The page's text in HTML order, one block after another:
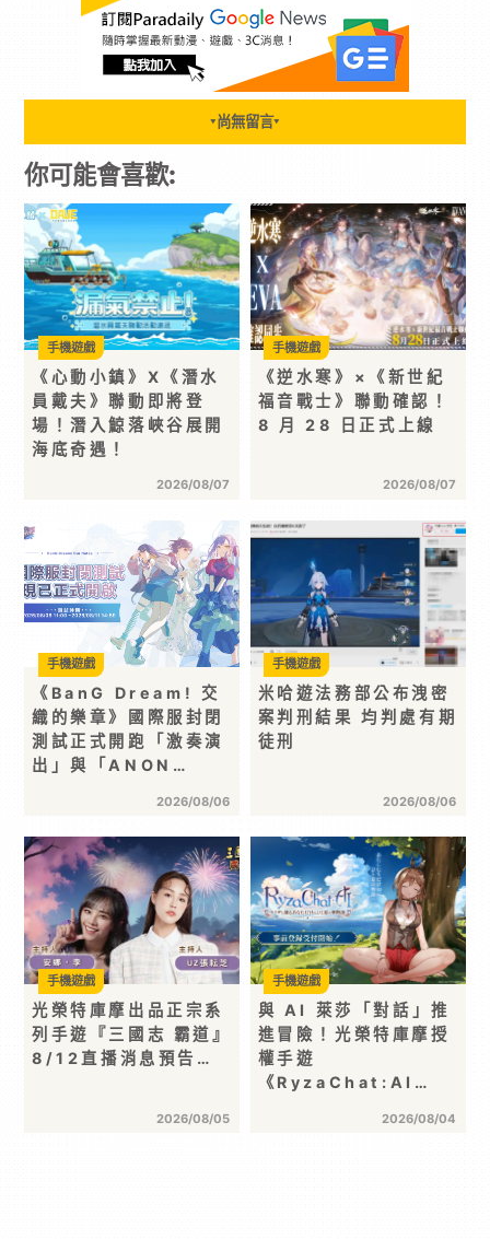
▼ 尚無留言▼
你可能會喜歡:
《心動小鎮》X《潛水
員戴夫》聯動即將登
場！潛入鯨落峽谷展開
海底奇遇！
2026/08/07
手機遊戲
《逆水寒》×《新世紀
福音戰士》聯動確認！
8 月 28 日正式上線
2026/08/07
手機遊戲
《BanG Dream! 交
織的樂章》國際服封閉
測試正式開跑「激奏演
出」與「ANON…
2026/08/06
手機遊戲
米哈遊法務部公布洩密
案判刑結果 均判處有期
徒刑
2026/08/06
手機遊戲
光榮特庫摩出品正宗系
列手遊『三國志 霸道』
8/12直播消息預告…
2026/08/05
手機遊戲
與 AI 萊莎「對話」推
進冒險！光榮特庫摩授
權手遊
《RyzaChat:AI…
2026/08/04
手機遊戲